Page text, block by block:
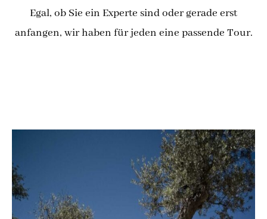
Egal, ob Sie ein Experte sind oder gerade erst
anfangen, wir haben für jeden eine passende Tour.